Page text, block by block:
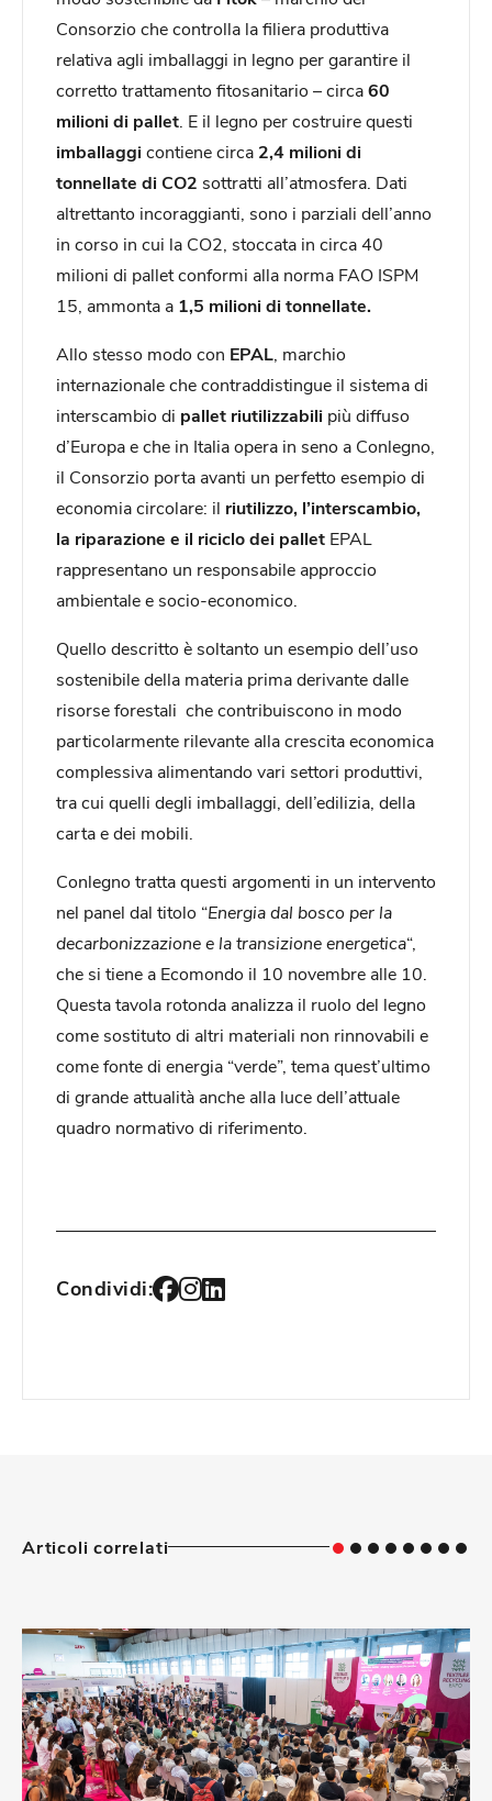
Consorzio che controlla la filiera produttiva
relativa agli imballaggi in legno per garantire il
corretto trattamento fitosanitario – circa60
milioni di pallet . E il legno per costruire questi
imballaggicontienecirca 2,4 milioni di
tonnellate di CO2 sottratti all’atmosfera. Dati
altrettanto incoraggianti, sono i parziali dell’anno
in corso in cui la CO2, stoccata in circa 40
milioni di pallet conformi alla norma FAO ISPM
15, ammonta a 1,5 milioni di tonnellate.
Allo stesso modo con EPAL , marchio
internazionale che contraddistingue il sistema di
interscambio di pallet riutilizzabili più diffuso
d’Europa e che in Italia opera in seno a Conlegno,
il Consorzio porta avanti un perfetto esempio di
economia circolare: il riutilizzo, l’interscambio,
la riparazione e il riciclo dei pallet EPAL
rappresentano un responsabile approccio
ambientale e socio-economico.
Quello descritto è soltanto un esempio dell’uso
sostenibile della materia prima derivante dalle
risorse forestali che contribuiscono in modo
particolarmente rilevante alla crescita economica
complessiva alimentando vari settori produttivi,
tra cui quelli degli imballaggi, dell’edilizia, della
carta e dei mobili.
Conlegno tratta questi argomenti in un intervento
nel panel dal titolo “Energia dal bosco per la
decarbonizzazione e la transizione energetica“,
che si tiene a Ecomondo il 10 novembre alle 10.
Questa tavola rotonda analizza il ruolo del legno
come sostituto di altri materiali non rinnovabili e
come fonte di energia “verde”, tema quest’ultimo
di grande attualità anche alla luce dell’attuale
quadro normativo di riferimento.
Condividi:
Articoli correlati